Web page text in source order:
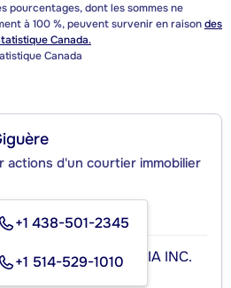
pourcentages, dont les sommes ne
à 100 %, peuvent survenir en raisondes
Canada.
Canada
actions d'un courtier immobilier
+1 438-501-2345
+1 514-529-1010
SUTTON IMMOBILIA INC.
immobilière